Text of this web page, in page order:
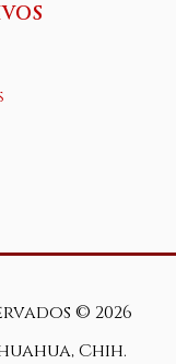
© 2026
Chih.